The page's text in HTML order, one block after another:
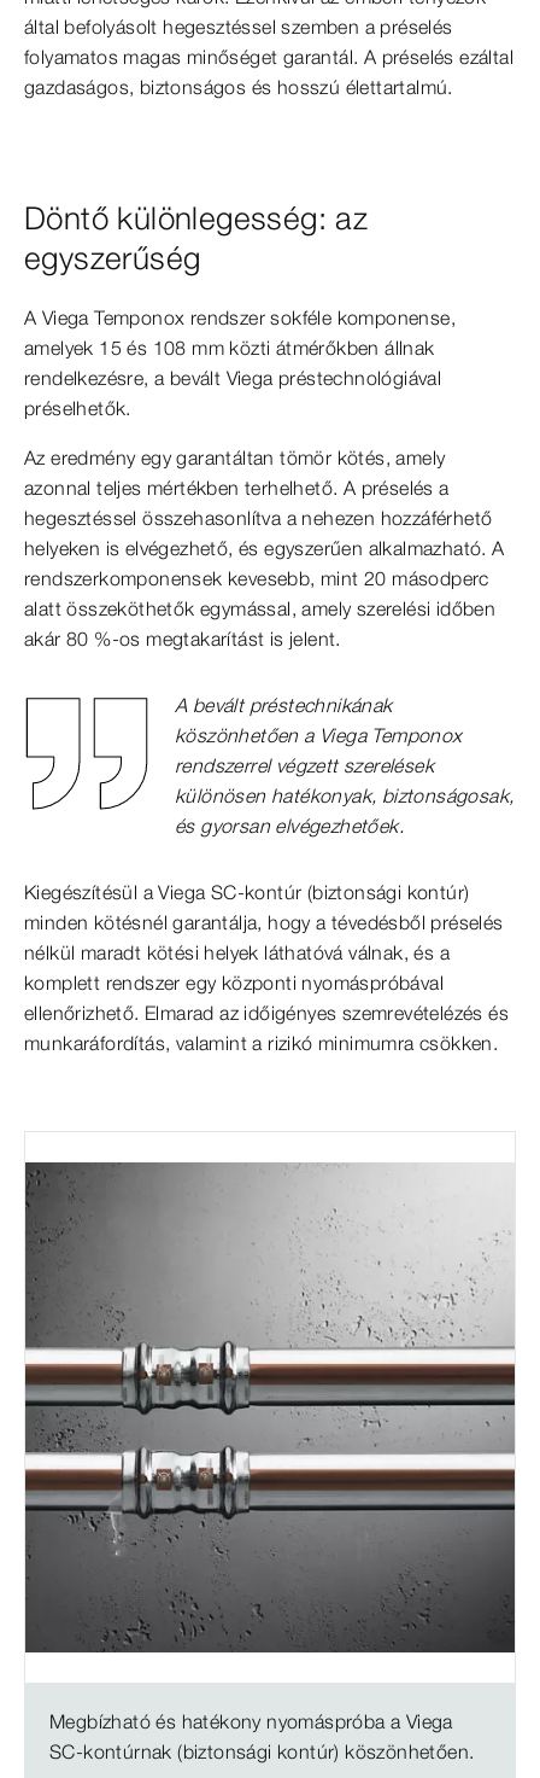
által befolyásolt hegesztéssel szemben a préselés
folyamatos magas minőséget garantál. A préselés ezáltal
gazdaságos, biztonságos és hosszú élettartalmú.
Döntő különlegesség: az
egyszerűség
A Viega Temponox rendszer sokféle komponense,
amelyek 15 és 108 mm közti átmérőkben állnak
rendelkezésre, a bevált Viega préstechnológiával
préselhetők.
Az eredmény egy garantáltan tömör kötés, amely
azonnal teljes mértékben terhelhető. A préselés a
hegesztéssel összehasonlítva a nehezen hozzáférhető
helyeken is elvégezhető, és egyszerűen alkalmazható. A
rendszerkomponensek kevesebb, mint 20 másodperc
alatt összeköthetők egymással, amely szerelési időben
akár 80 %-os megtakarítást is jelent.
A bevált préstechnikának
köszönhetően a Viega Temponox
rendszerrel végzett szerelések
különösen hatékonyak, biztonságosak,
és gyorsan elvégezhetőek.
Kiegészítésül a Viega SC-kontúr (biztonsági kontúr)
minden kötésnél garantálja, hogy a tévedésből préselés
nélkül maradt kötési helyek láthatóvá válnak, és a
komplett rendszer egy központi nyomáspróbával
ellenőrizhető. Elmarad az időigényes szemrevételézés és
munkaráfordítás, valamint a rizikó minimumra csökken.
Megbízható és hatékony nyomáspróba a Viega
SC-kontúrnak (biztonsági kontúr) köszönhetően.